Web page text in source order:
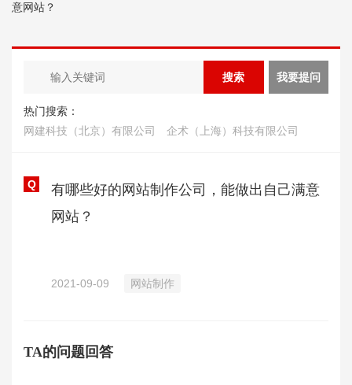
意网站？
热门搜索：
网建科技（北京）有限公司
企术（上海）科技有限公司
Q
有哪些好的网站制作公司，能做出自己满意
网站？
2021-09-09 网站制作
TA的问题回答